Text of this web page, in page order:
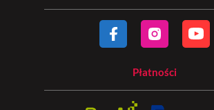
Płatności